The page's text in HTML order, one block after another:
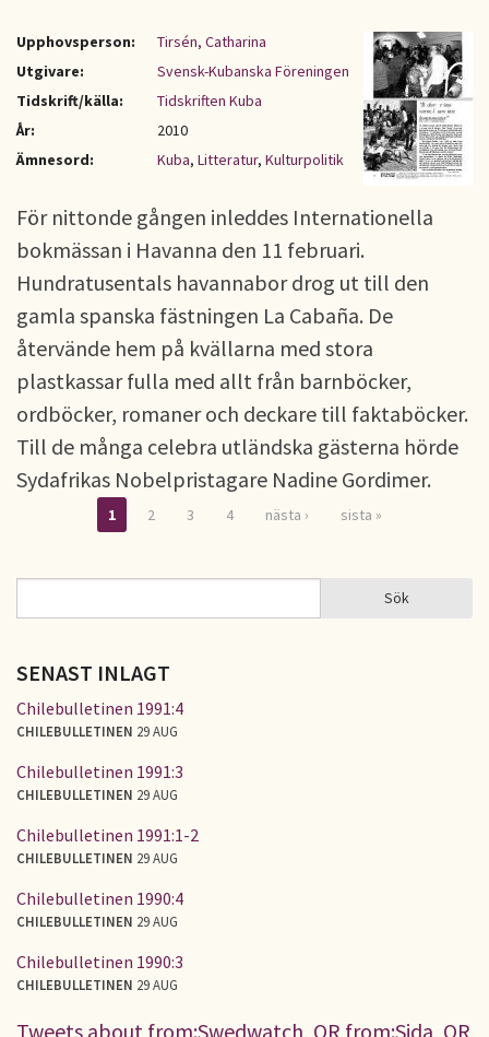
Upphovsperson:
Tirsén, Catharina
Utgivare:
Svensk-Kubanska Föreningen
Tidskrift/källa:
Tidskriften Kuba
År:
2010
Ämnesord:
Kuba, Litteratur, Kulturpolitik
För nittonde gången inleddes Internationella
bokmässan i Havanna den 11 februari.
Hundratusentals havannabor drog ut till den
gamla spanska fästningen La Cabaña. De
återvände hem på kvällarna med stora
plastkassar fulla med allt från barnböcker,
ordböcker, romaner och deckare till faktaböcker.
Till de många celebra utländska gästerna hörde
Sydafrikas Nobelpristagare Nadine Gordimer.
Sidor
1 2 3 4 nästa › sista »
SÖKFORMULÄR Sök
SENAST INLAGT
Chilebulletinen 1991:4
CHILEBULLETINEN 29 AUG
Chilebulletinen 1991:3
CHILEBULLETINEN 29 AUG
Chilebulletinen 1991:1-2
CHILEBULLETINEN 29 AUG
Chilebulletinen 1990:4
CHILEBULLETINEN 29 AUG
Chilebulletinen 1990:3
CHILEBULLETINEN 29 AUG
Tweets about from:Swedwatch, OR from:Sida, OR